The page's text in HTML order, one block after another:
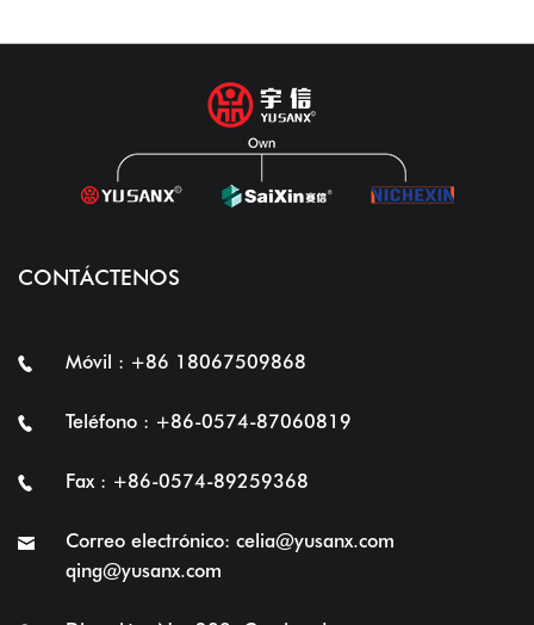
CONTÁCTENOS
Móvil : +86 18067509868
Teléfono : +86-0574-87060819
Fax : +86-0574-89259368
Correo electrónico: celia@yusanx.com
qing@yusanx.com